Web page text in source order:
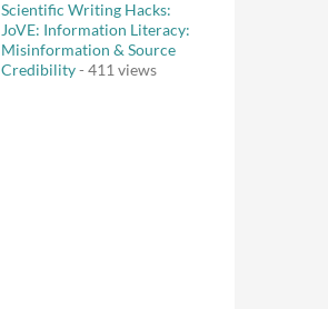
Scientific Writing Hacks:
JoVE: Information Literacy:
Misinformation & Source
Credibility- 411 views